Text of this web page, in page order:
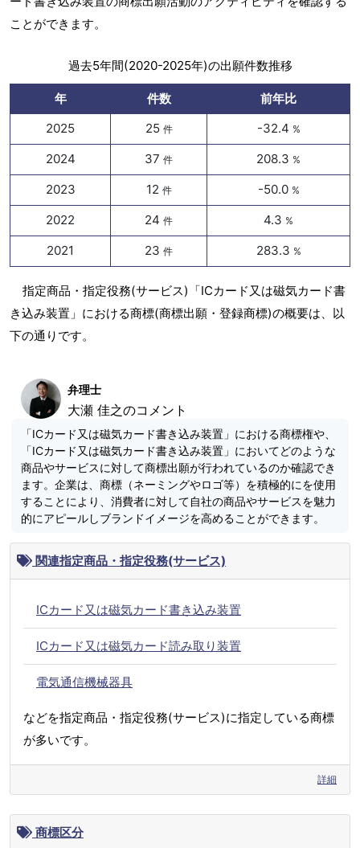
ことができます。
過去5年間(2020-2025年)の出願件数推移
年 件数
前年比
2025
25 件 -32.4 %
2024 37 件 208.3 %
2023 12 件 -50.0 %
2022 24 件 4.3 %
2021 23 件 283.3 %
指定商品・指定役務(サービス)「ICカード又は磁気カード書
き込み装置」における商標(商標出願・登録商標)の概要は、以
下の通りです。
弁理士
大瀬 佳之のコメント
「ICカード又は磁気カード書き込み装置」における商標権や、
「ICカード又は磁気カード書き込み装置」においてどのような
商品やサービスに対して商標出願が行われているのか確認でき
ます。企業は、商標（ネーミングやロゴ等）を積極的にを使用
することにより、消費者に対して自社の商品やサービスを魅力
的にアピールしブランドイメージを高めることができます。
関連指定商品・指定役務(サービス)
ICカード又は磁気カード書き込み装置
ICカード又は磁気カード読み取り装置
電気通信機械器具
などを指定商品・指定役務(サービス)に指定している商標
が多いです。
詳細
商標区分